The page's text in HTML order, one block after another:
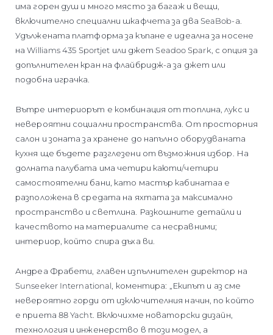
има горен душ и много място за багаж и вещи,
включително специални шкафчета за два SeaBob-а.
Удължената платформа за къпане е идеална за носене
на Williams 435 Sportjet или джет Seadoo Spark, с опция за
допълнителен кран на флайбридж-а за джет или
подобна играчка.
Вътре интериорът е комбинация от топлина, лукс и
невероятни социални пространства. От просторния
салон и зоната за хранене до напълно оборудваната
кухня ще бъдете разглезени от възможния избор. На
долната палубата има четири каюти/четири
самостоятелни бани, като мастър кабинатаа е
разположена в средата на яхтата за максимално
пространство и светлина. Разкошните детайли и
качеството на материалите са несравними;
интериор, който спира дъха ви.
Андреа Фрабети, главен изпълнителен директор на
Sunseeker International, коментира: „Екипът и аз сме
невероятно горди от изключителния начин, по който
е приета 88 Yacht. Включихме новаторски дизайн,
технология и инженерство в този модел, а